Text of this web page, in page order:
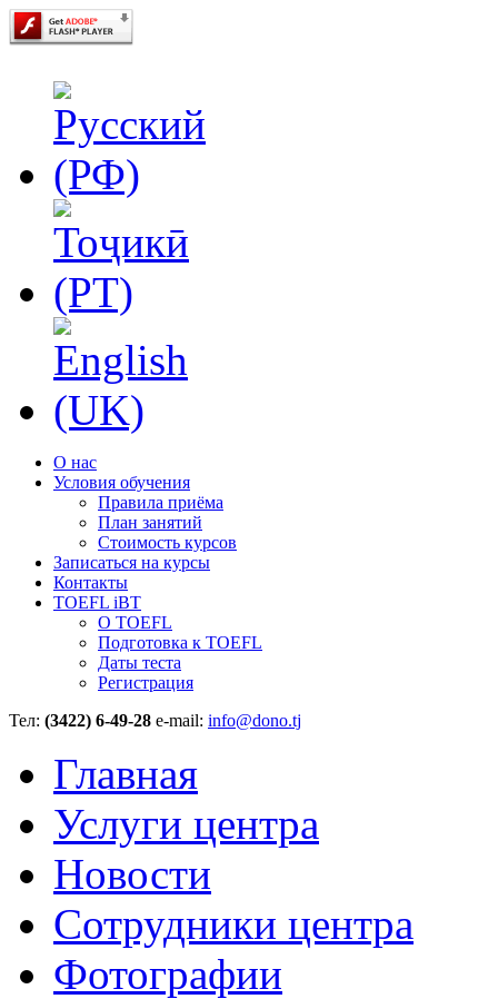
О нас
Условия обучения
Правила приёма
План занятий
Стоимость курсов
Записаться на курсы
Контакты
TOEFL iBT
О TOEFL
Подготовка к TOEFL
Даты теста
Регистрация
Тел: (3422) 6-49-28 e-mail: info@dono.tj
Главная
Услуги центра
Новости
Сотрудники центра
Фотографии